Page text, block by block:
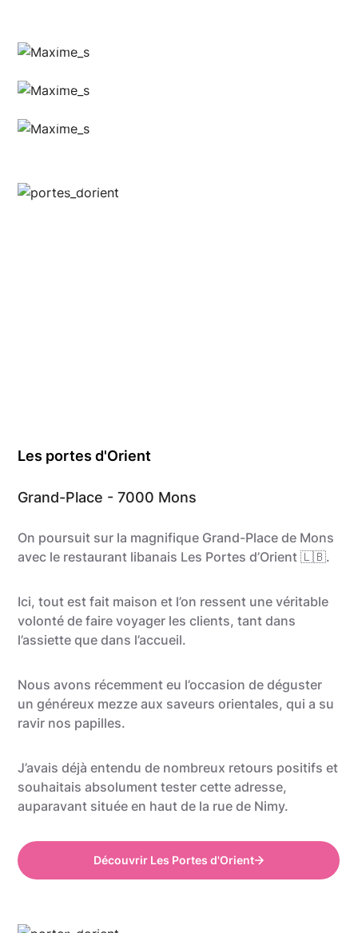
Anthony @food_is_my_bestff
Anthony @food_is_my_bestff
Anthony @food_is_my_bestff
Anthony @food_is_my_bestff
Les portes d'Orient
Grand-Place - 7000 Mons
On poursuit sur la magnifique Grand-Place de Mons
avec le restaurant libanais Les Portes d’Orient 🇱🇧.
Ici, tout est fait maison et l’on ressent une véritable
volonté de faire voyager les clients, tant dans
l’assiette que dans l’accueil.
Nous avons récemment eu l’occasion de déguster
un généreux mezze aux saveurs orientales, qui a su
ravir nos papilles.
J’avais déjà entendu de nombreux retours positifs et
souhaitais absolument tester cette adresse,
auparavant située en haut de la rue de Nimy.
Découvrir Les Portes d'Orient
Anthony @food_is_my_bestff